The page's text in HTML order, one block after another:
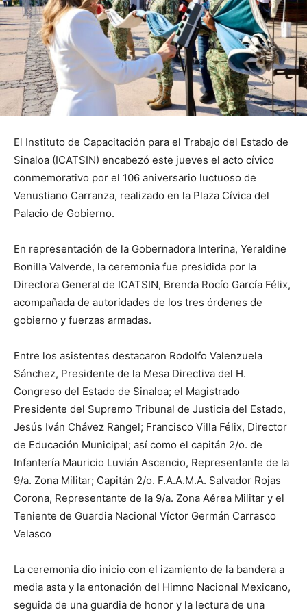
El Instituto de Capacitación para el Trabajo del Estado de
Sinaloa (ICATSIN) encabezó este jueves el acto cívico
conmemorativo por el 106 aniversario luctuoso de
Venustiano Carranza, realizado en la Plaza Cívica del
Palacio de Gobierno.
En representación de la Gobernadora Interina, Yeraldine
Bonilla Valverde, la ceremonia fue presidida por la
Directora General de ICATSIN, Brenda Rocío García Félix,
acompañada de autoridades de los tres órdenes de
gobierno y fuerzas armadas.
Entre los asistentes destacaron Rodolfo Valenzuela
Sánchez, Presidente de la Mesa Directiva del H.
Congreso del Estado de Sinaloa; el Magistrado
Presidente del Supremo Tribunal de Justicia del Estado,
Jesús Iván Chávez Rangel; Francisco Villa Félix, Director
de Educación Municipal; así como el capitán 2/o. de
Infantería Mauricio Luvián Ascencio, Representante de la
9/a. Zona Militar; Capitán 2/o. F.A.A.M.A. Salvador Rojas
Corona, Representante de la 9/a. Zona Aérea Militar y el
Teniente de Guardia Nacional Víctor Germán Carrasco
Velasco
La ceremonia dio inicio con el izamiento de la bandera a
media asta y la entonación del Himno Nacional Mexicano,
seguida de una guardia de honor y la lectura de una